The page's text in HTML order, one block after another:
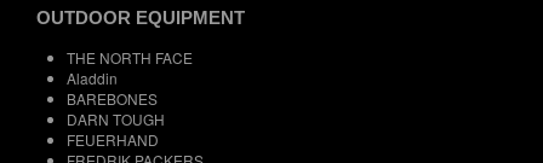
OUTDOOR EQUIPMENT
THE NORTH FACE
Aladdin
BAREBONES
DARN TOUGH
FEUERHAND